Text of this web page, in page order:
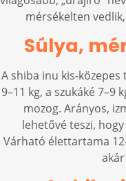
mérsékelten
Súlya,
A shiba inu kis-
9–11 kg, a szukáké 7–9
mozog. Arányos,
lehetővé teszi,
Várható élettartama